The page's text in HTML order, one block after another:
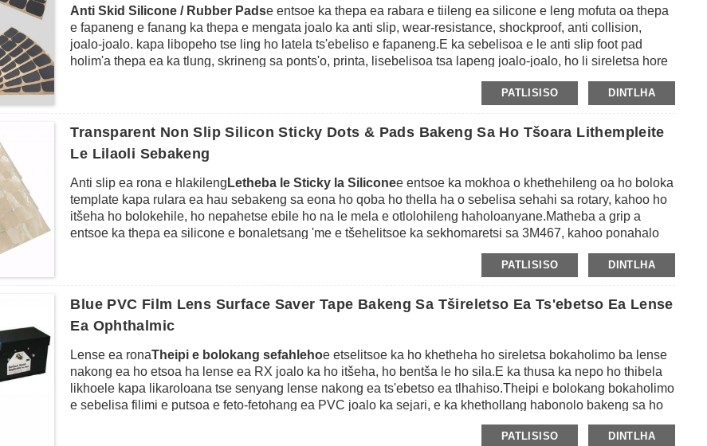
Anti Skid Silicone / Rubber Padse entsoe ka thepa ea rabara e tiileng ea silicone e leng mofuta oa thepa
e fapaneng e fanang ka thepa e mengata joalo ka anti slip, wear-resistance, shockproof, anti collision,
joalo-joalo. kapa libopeho tse ling ho latela ts'ebeliso e fapaneng.E ka sebelisoa e le anti slip foot pad
holim'a thepa ea ka tlung, skrineng sa ponts'o, printa, lisebelisoa tsa lapeng joalo-joalo, ho li sireletsa hore
e le ts'ebetso ea ho thella, ho thella le ho thibela ho thella indastering ea tšepe le polasetiki, indastering ea
mebala e meng e kang e tšoeu, e ntšo, e putsoa, ​​​​e khubelu, e tala, ea lamunu, joalo-joalo, joalo ka likopo.
Botenya bo fumaneha ho tloha ho 0.2mm ho isa ho 6mm ho latela kopo ea moreki.
PATLISISO DINTLHA
Transparent Non Slip Silicon Sticky Dots & Pads Bakeng Sa Ho Tšoara Lithempleite
Le Lilaoli Sebakeng
Anti slip ea rona e hlakileng Letheba le Sticky la Siliconee entsoe ka mokhoa o khethehileng oa ho boloka
template kapa rulara ea hau sebakeng sa eona ho qoba ho thella ha o sebelisa sehahi sa rotary, kahoo ho
itšeha ho bolokehile, ho nepahetse ebile ho na le mela e otlolohileng haholoanyane.Matheba a grip a
entsoe ka thepa ea silicone e bonaletsang 'me e tšehelitsoe ka sekhomaretsi sa 3M467, kahoo ponahalo
khomarela boholo ba bokaholimo joalo ka lesela, lesela, pampiri le libaka tse ling.Ho bonolo haholo ho e
masalla ha u se u sa li hloke.
Re ka shoa re khaola libopeho tse peli ka li-disk tse chitja kapa sekotoana sa lisekoere holim'a lakane e
kholo ebe motho ka mong a e paka ka logo e ikhethileng, leqephe le leng le le leng le leholo hangata le na
le matheba a maholo a 24pcs le matheba a manyane a 24pcs bakeng sa ts'ebeliso ea hau e fapaneng.
PATLISISO DINTLHA
Blue PVC Film Lens Surface Saver Tape Bakeng Sa Tšireletso Ea Ts'ebetso Ea Lense
Ea Ophthalmic
Lense ea ronaTheipi e bolokang sefahlehoe etselitsoe ka ho khetheha ho sireletsa bokaholimo ba lense
nakong ea ho etsoa ha lense ea RX joalo ka ho itšeha, ho bentša le ho sila.E ka thusa ka nepo ho thibela
likhoele kapa likaroloana tse senyang lense nakong ea ts'ebetso ea tlhahiso.Theipi e bolokang bokaholimo
e sebelisa filimi e putsoa e feto-fetohang ea PVC joalo ka sejari, e ka khethollang habonolo bakeng sa ho
tlosoa kamora ts'ebetso, ebe e apesoa ka sekhomaretsi sa rabara sa tlhaho ho fana ka sekhomaretsi se
phahameng ho lense e nang le torque e tlase ho netefatsa hore ho na le edging e nepahetseng.E ka
PATLISISO DINTLHA